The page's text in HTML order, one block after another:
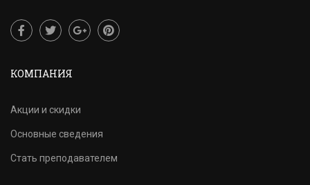
КОМПАНИЯ
Акции и скидки
Основные сведения
Стать преподавателем